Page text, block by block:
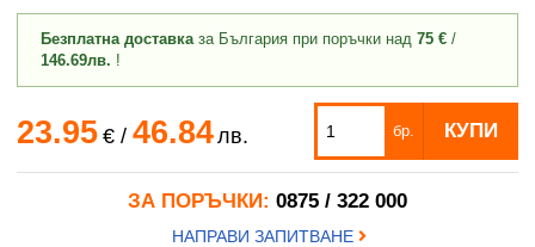
Безплатна доставказа България при поръчки над 75 € /
146.69лв. !
23.95 €/ 46.84лв. бр. КУПИ
ЗА ПОРЪЧКИ: 0875 / 322 000
НАПРАВИ ЗАПИТВАНЕ